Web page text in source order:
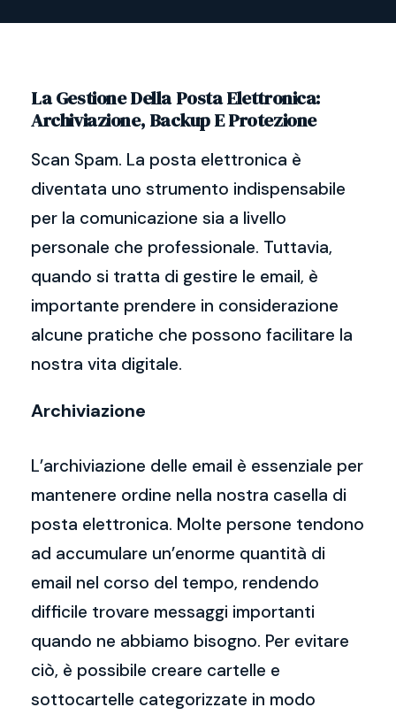
La Gestione Della Posta Elettronica:
Archiviazione, Backup E Protezione
Scan Spam. La posta elettronica è
diventata uno strumento indispensabile
per la comunicazione sia a livello
personale che professionale. Tuttavia,
quando si tratta di gestire le email, è
importante prendere in considerazione
alcune pratiche che possono facilitare la
nostra vita digitale.
Archiviazione
L’archiviazione delle email è essenziale per
mantenere ordine nella nostra casella di
posta elettronica. Molte persone tendono
ad accumulare un’enorme quantità di
email nel corso del tempo, rendendo
difficile trovare messaggi importanti
quando ne abbiamo bisogno. Per evitare
ciò, è possibile creare cartelle e
sottocartelle categorizzate in modo